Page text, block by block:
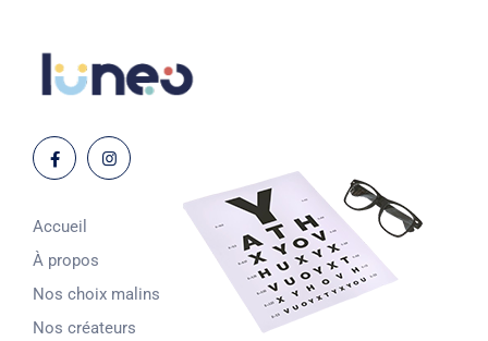
Accueil
À propos
Nos choix malins
Nos créateurs